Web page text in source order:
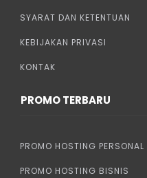
SYARAT DAN KETENTUAN
KEBIJAKAN PRIVASI
KONTAK
PROMO TERBARU
PROMO HOSTING PERSONAL
PROMO HOSTING BISNIS